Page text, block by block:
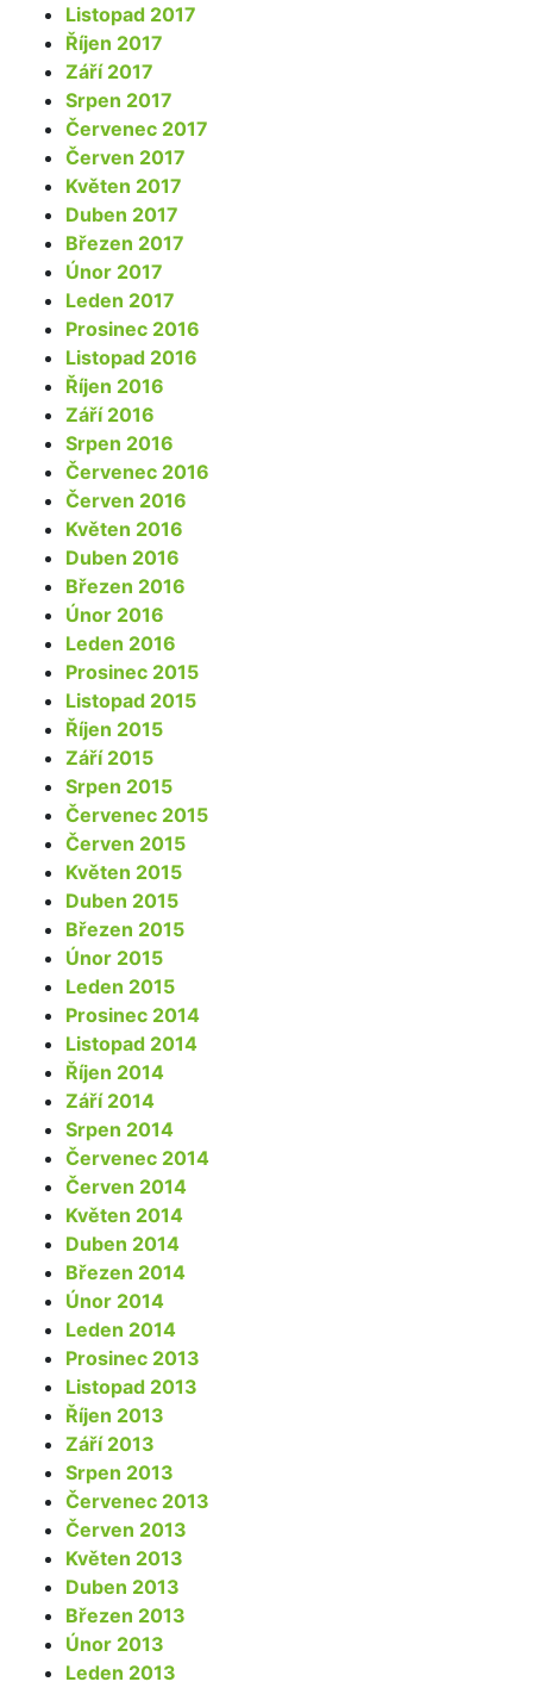
Listopad 2017
Říjen 2017
Září 2017
Srpen 2017
Červenec 2017
Červen 2017
Květen 2017
Duben 2017
Březen 2017
Únor 2017
Leden 2017
Prosinec 2016
Listopad 2016
Říjen 2016
Září 2016
Srpen 2016
Červenec 2016
Červen 2016
Květen 2016
Duben 2016
Březen 2016
Únor 2016
Leden 2016
Prosinec 2015
Listopad 2015
Říjen 2015
Září 2015
Srpen 2015
Červenec 2015
Červen 2015
Květen 2015
Duben 2015
Březen 2015
Únor 2015
Leden 2015
Prosinec 2014
Listopad 2014
Říjen 2014
Září 2014
Srpen 2014
Červenec 2014
Červen 2014
Květen 2014
Duben 2014
Březen 2014
Únor 2014
Leden 2014
Prosinec 2013
Listopad 2013
Říjen 2013
Září 2013
Srpen 2013
Červenec 2013
Červen 2013
Květen 2013
Duben 2013
Březen 2013
Únor 2013
Leden 2013